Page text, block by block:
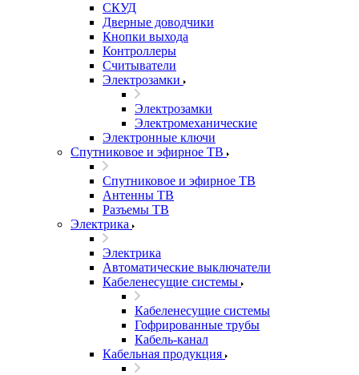
СКУД
Дверные доводчики
Кнопки выхода
Контроллеры
Считыватели
Электрозамки
Электрозамки
Электромеханические
Электронные ключи
Спутниковое и эфирное ТВ
Спутниковое и эфирное ТВ
Антенны ТВ
Разъемы ТВ
Электрика
Электрика
Автоматические выключатели
Кабеленесущие системы
Кабеленесущие системы
Гофрированные трубы
Кабель-канал
Кабельная продукция